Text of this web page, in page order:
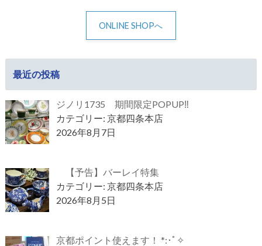
ONLINE SHOPへ
最近の投稿
ジノリ1735 期間限定POPUP‼
カテゴリー: 京都四条本店
2026年8月7日
【予告】バーレイ特集
カテゴリー: 京都四条本店
2026年8月5日
京都ポイント使えます！ *:･ﾟ✧